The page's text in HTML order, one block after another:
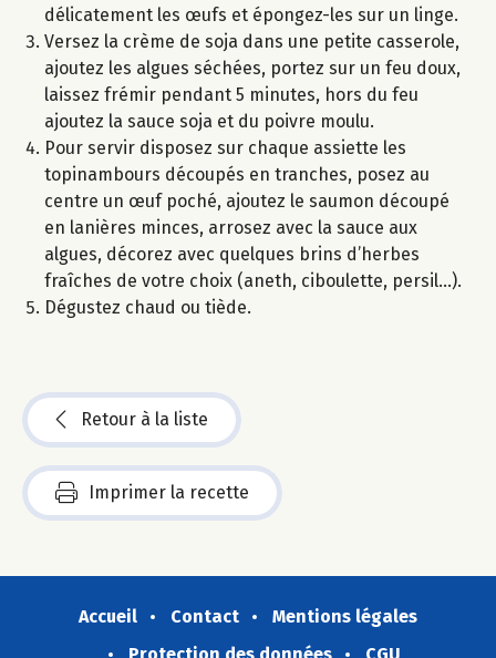
délicatement les œufs et épongez-les sur un linge.
Versez la crème de soja dans une petite casserole,
ajoutez les algues séchées, portez sur un feu doux,
laissez frémir pendant 5 minutes, hors du feu
ajoutez la sauce soja et du poivre moulu.
Pour servir disposez sur chaque assiette les
topinambours découpés en tranches, posez au
centre un œuf poché, ajoutez le saumon découpé
en lanières minces, arrosez avec la sauce aux
algues, décorez avec quelques brins d’herbes
fraîches de votre choix (aneth, ciboulette, persil…).
Dégustez chaud ou tiède.
Retour à la liste
Imprimer la recette
Accueil Contact
Mentions légales